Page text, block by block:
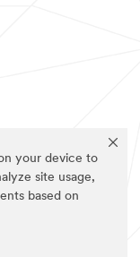
your device to
site usage,
based on